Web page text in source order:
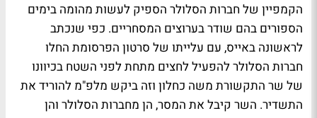
הקמפיין של חברות הסלולר הספיק לעשות מהומה בימים
הספורים בהם שודר בערוצים המסחריים. כפי שנכתב
לראשונה באייס, עם עלייתו של סרטון הפרסומת החלו
חברות הסלולר להפעיל לחצים מתחת לפני השטח בכיוונו
של שר התקשורת משה כחלון וזה ביקש מלפ"מ להוריד את
התשדיר. השר קיבל את המסר, הן מחברות הסלולר והן